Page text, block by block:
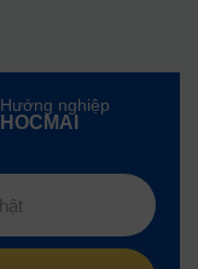
Hướng nghiệp
HOCMAI